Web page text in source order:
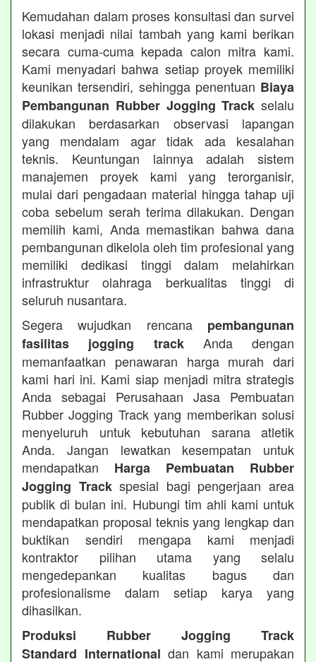
Kemudahan dalam proses konsultasi dan survei
lokasi menjadi nilai tambah yang kami berikan
secara cuma-cuma kepada calon mitra kami.
Kami menyadari bahwa setiap proyek memiliki
keunikan tersendiri, sehingga penentuan Biaya
Pembangunan Rubber Jogging Track selalu
dilakukan berdasarkan observasi lapangan
yang mendalam agar tidak ada kesalahan
teknis. Keuntungan lainnya adalah sistem
manajemen proyek kami yang terorganisir,
mulai dari pengadaan material hingga tahap uji
coba sebelum serah terima dilakukan. Dengan
memilih kami, Anda memastikan bahwa dana
pembangunan dikelola oleh tim profesional yang
memiliki dedikasi tinggi dalam melahirkan
infrastruktur olahraga berkualitas tinggi di
seluruh nusantara.
Segera wujudkan rencana pembangunan
fasilitas jogging trackAnda dengan
memanfaatkan penawaran harga murah dari
kami hari ini. Kami siap menjadi mitra strategis
Anda sebagai Perusahaan Jasa Pembuatan
Rubber Jogging Track yang memberikan solusi
menyeluruh untuk kebutuhan sarana atletik
Anda. Jangan lewatkan kesempatan untuk
mendapatkan Harga Pembuatan Rubber
Jogging Trackspesial bagi pengerjaan area
publik di bulan ini. Hubungi tim ahli kami untuk
mendapatkan proposal teknis yang lengkap dan
buktikan sendiri mengapa kami menjadi
kontraktor pilihan utama yang selalu
mengedepankan kualitas bagus dan
profesionalisme dalam setiap karya yang
dihasilkan.
Produksi Rubber Jogging Track
Standard International dan kami merupakan